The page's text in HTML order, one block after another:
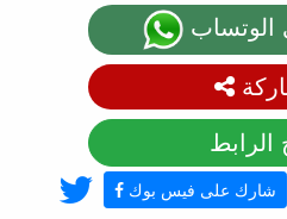
شارك على فيس بوك